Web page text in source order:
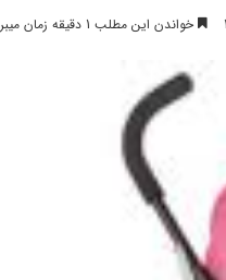
خواندن این مطلب 1 دقیقه زمان میبرد